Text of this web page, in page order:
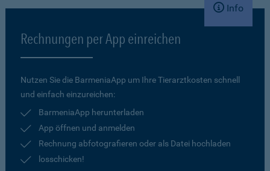
Info
Rechnungen per App einreichen
Nutzen Sie die BarmeniaApp um Ihre Tierarztkosten schnell
und einfach einzureichen:
BarmeniaApp herunterladen
App öffnen und anmelden
Rechnung abfotografieren oder als Datei hochladen
losschicken!